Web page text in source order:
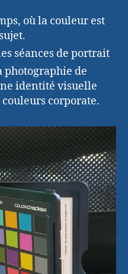
où la couleur est
séances de portrait
photographie de
identité visuelle
couleurs corporate.